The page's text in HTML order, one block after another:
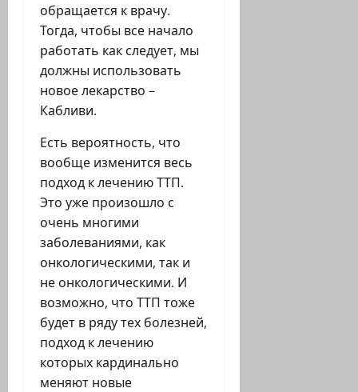
обращается к врачу.
Тогда, чтобы все начало
работать как следует, мы
должны использовать
новое лекарство –
Кабливи.
Есть вероятность, что
вообще изменится весь
подход к лечению ТТП.
Это уже произошло с
очень многими
заболеваниями, как
онкологическими, так и
не онкологическими. И
возможно, что ТТП тоже
будет в ряду тех болезней,
подход к лечению
которых кардинально
меняют новые